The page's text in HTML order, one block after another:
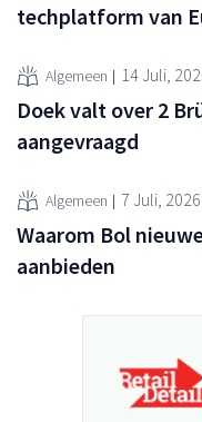
techplatform van
Algemeen 14 Juli,
Doek valt over 2
aangevraagd
Algemeen 7 Juli, 2026
Waarom Bol
aanbieden